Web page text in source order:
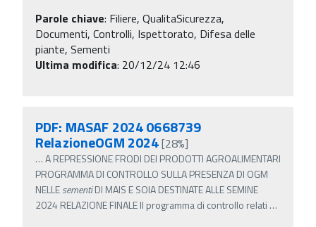
Parole chiave: Filiere, QualitaSicurezza,
Documenti, Controlli, Ispettorato, Difesa delle
piante, Sementi
Ultima modifica: 20/12/24 12:46
PDF: MASAF 2024 0668739
RelazioneOGM 2024[28%]
…A REPRESSIONE FRODI DEI PRODOTTI AGROALIMENTARI
PROGRAMMA DI CONTROLLO SULLA PRESENZA DI OGM
NELLEsementiDI MAIS E SOIA DESTINATE ALLE SEMINE
2024 RELAZIONE FINALE Il programma di controllo relati …